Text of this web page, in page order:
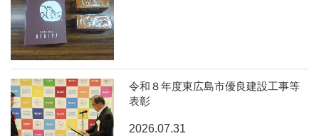
令和８年度東広島市優良建設工事等
表彰
2026.07.31